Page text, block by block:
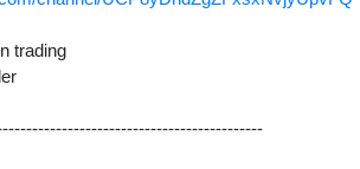
trading